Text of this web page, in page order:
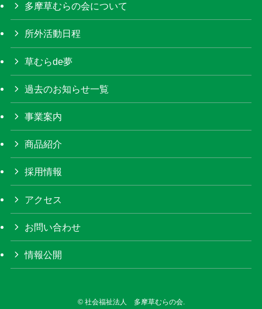
多摩草むらの会について
所外活動日程
草むらde夢
過去のお知らせ一覧
事業案内
商品紹介
採用情報
アクセス
お問い合わせ
情報公開
©社会福祉法人 多摩草むらの会.